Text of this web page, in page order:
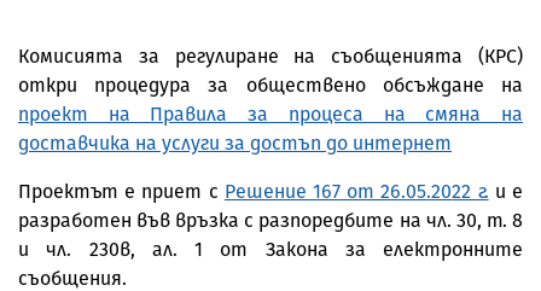
Комисията за регулиране на съобщенията (КРС)
откри процедура за обществено обсъждане на
проект на Правила за процеса на смяна на
доставчика на услуги за достъп до интернет
Проектът е приет с Решение 167 от 26.05.2022 г. и е
разработен във връзка с разпоредбите на чл. 30, т. 8
и чл. 230в, ал. 1 от Закона за електронните
съобщения.